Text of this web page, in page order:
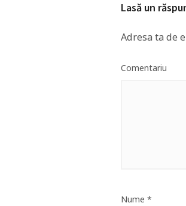
Lasă un
Adresa ta de
Comentariu
Nume *